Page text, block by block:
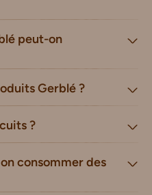
peut-on
Gerblé ?
?
consommer des